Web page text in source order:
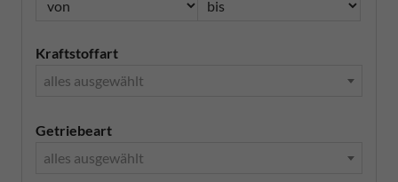
Kraftstoffart
alles ausgewählt
Getriebeart
alles ausgewählt